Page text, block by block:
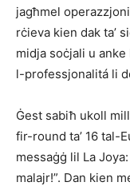
jagħmel
rċieva kien dak ta’
midja soċjali u
l-professjonalitá li
Ġest sabiħ ukoll
fir-round ta’ 16 tal-
messaġġ lil La
malajr!”. Dan kien